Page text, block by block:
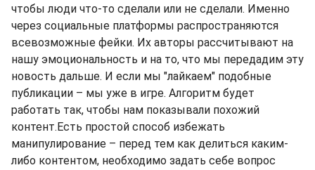
чтобы люди что-то сделали или не сделали. Именно
через социальные платформы распространяются
всевозможные фейки. Их авторы рассчитывают на
нашу эмоциональность и на то, что мы передадим эту
новость дальше. И если мы "лайкаем" подобные
публикации – мы уже в игре. Алгоритм будет
работать так, чтобы нам показывали похожий
контент.Есть простой способ избежать
манипулирование – перед тем как делиться каким-
либо контентом, необходимо задать себе вопрос